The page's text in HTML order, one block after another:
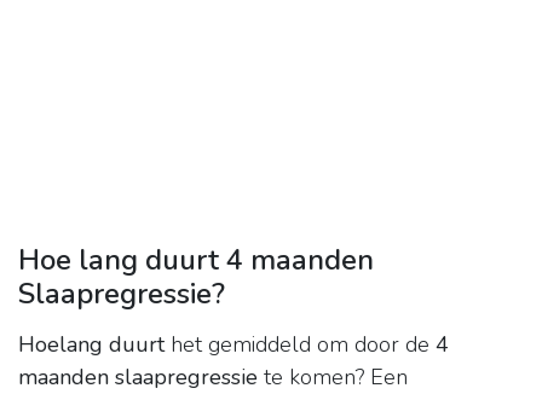
Hoe lang duurt 4 maanden
Slaapregressie?
Hoelang duurthet gemiddeld om door de 4
maanden slaapregressie te komen? Een